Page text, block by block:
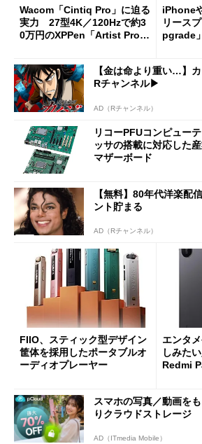
Wacom「Cintiq Pro」に迫る
実力 27型4K／120Hzで約3
0万円のXPPen「Artist Pro 2
iPhone
リース
pgrade
ut」が明
【金は命より重い…】
Rチャンネル▶︎
AD（Rチャンネル）
リコーPFUコンピュー
ッサの搭載に対応した
マザーボード
【無料】80年代洋楽配
ント貯まる
AD（Rチャンネル）
FIIO、スティック型デザイン
筐体を採用したポータブルオ
ーディオプレーヤー
エンタ
しみた
Redmi
スマホの写真／動画を
りクラウドストレージ
AD（ITmedia Mobile）